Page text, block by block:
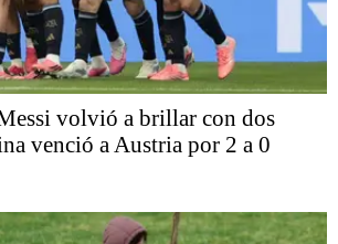
volvió a brillar con dos
venció a Austria por 2 a 0